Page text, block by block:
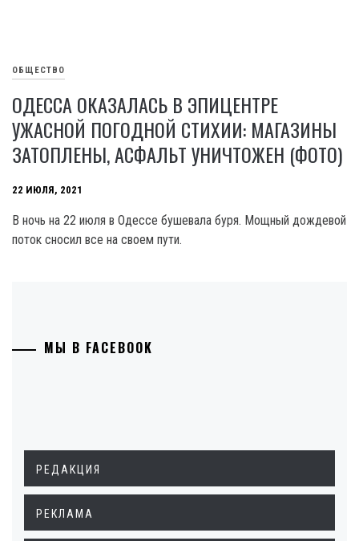
ОБЩЕСТВО
ОДЕССА ОКАЗАЛАСЬ В ЭПИЦЕНТРЕ
УЖАСНОЙ ПОГОДНОЙ СТИХИИ: МАГАЗИНЫ
ЗАТОПЛЕНЫ, АСФАЛЬТ УНИЧТОЖЕН (ФОТО)
22 ИЮЛЯ, 2021
В ночь на 22 июля в Одессе бушевала буря. Мощный дождевой
поток сносил все на своем пути.
МЫ В FACEBOOK
РЕДАКЦИЯ
РЕКЛАМА